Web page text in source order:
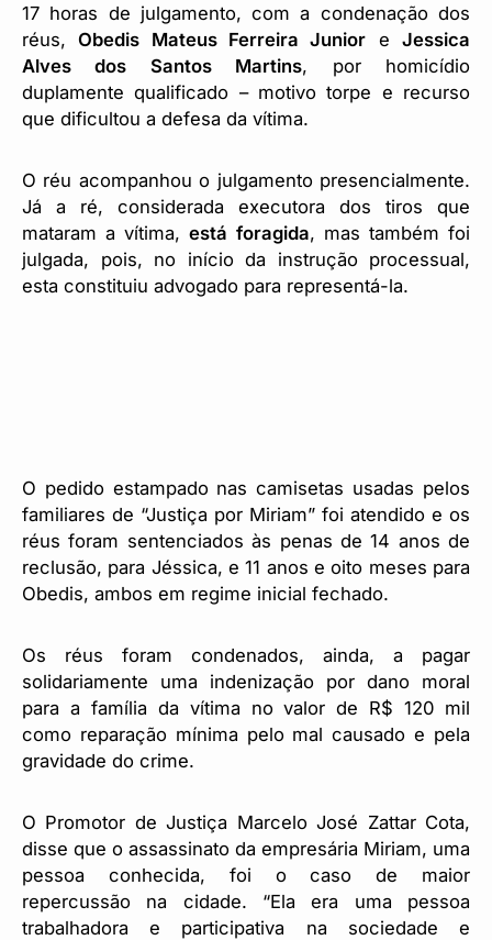
17 horas de julgamento, com a condenação dos
réus,Obedis Mateus Ferreira Junior eJessica
Alves dos Santos Martins, por homicídio
duplamente qualificado – motivo torpe e recurso
que dificultou a defesa da vítima.
O réu acompanhou o julgamento presencialmente.
Já a ré, considerada executora dos tiros que
mataram a vítima,está foragida, mas também foi
julgada, pois, no início da instrução processual,
esta constituiu advogado para representá-la.
O pedido estampado nas camisetas usadas pelos
familiares de “Justiça por Miriam” foi atendido e os
réus foram sentenciados às penas de 14 anos de
reclusão, para Jéssica, e 11 anos e oito meses para
Obedis, ambos em regime inicial fechado.
Os réus foram condenados, ainda, a pagar
solidariamente uma indenização por dano moral
para a família da vítima no valor de R$ 120 mil
como reparação mínima pelo mal causado e pela
gravidade do crime.
O Promotor de Justiça Marcelo José Zattar Cota,
disse que o assassinato da empresária Miriam, uma
pessoa conhecida, foi o caso de maior
repercussão na cidade. “Ela era uma pessoa
trabalhadora e participativa na sociedade e